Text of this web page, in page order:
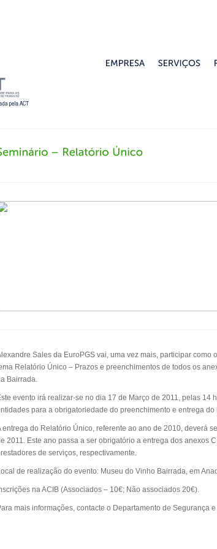
Sales da EuroPGS vai, uma vez mais, participar
Relatório Único – Prazos e preenchimentos de todos os
Bairrada.
evento irá realizar-se no dia 17 de Março de 2011, pelas 14
para a obrigatoriedade do preenchimento e entrega
entrega do Relatório Único, referente ao ano de 2010, deverá
2011. Este ano passa a ser obrigatório a entrega dos anexos
de serviços, respectivamente.
de realização do evento: Museu do Vinho Bairrada, em
na ACIB (Associados – 10€; Não associados 20€).
mais informações, contacte o Departamento de Segurança